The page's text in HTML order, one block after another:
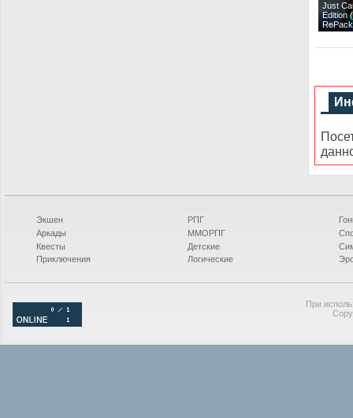
Just
Edition
RePack
Экшен
Аркады
Квесты
Приключения
РПГ
ММОРПГ
Детские
Логические
При